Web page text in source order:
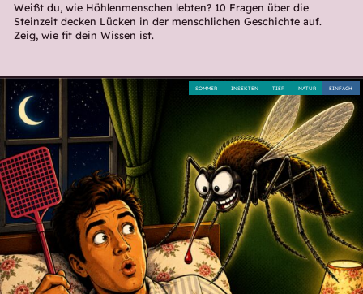
Weißt du, wie Höhlenmenschen lebten? 10 Fragen über die
Steinzeit decken Lücken in der menschlichen Geschichte auf.
Zeig, wie fit dein Wissen ist.
EINFACH
NATUR
TIER
INSEKTEN
SOMMER